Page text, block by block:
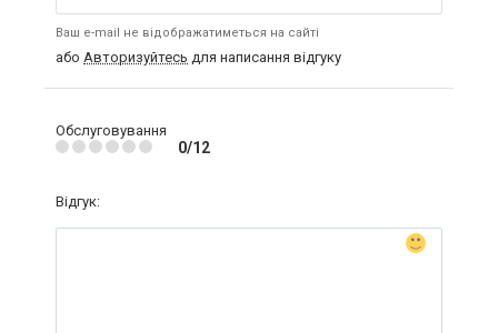
Ваш e-mail не відображатиметься на сайті
або Авторизуйтесь для написання відгуку
Обслуговування
0/12
Відгук: